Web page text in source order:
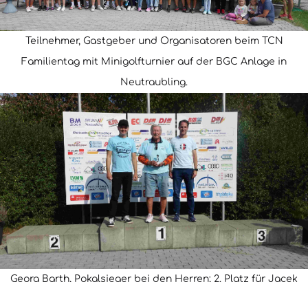
Teilnehmer, Gastgeber und Organisatoren beim TCN
Familientag mit Minigolfturnier auf der BGC Anlage in
Neutraubling.
Georg Barth, Pokalsieger bei den Herren; 2. Platz für Jacek